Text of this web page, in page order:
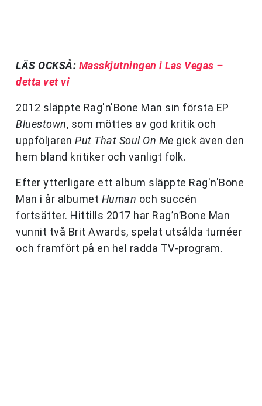
LÄS OCKSÅ: Masskjutningen i Las Vegas –
detta vet vi
2012 släppte Rag'n'Bone Man sin första EP
Bluestown, som möttes av god kritik och
uppföljaren Put That Soul On Me gick även den
hem bland kritiker och vanligt folk.
Efter ytterligare ett album släppte Rag'n'Bone
Man i år albumet Human och succén
fortsätter. Hittills 2017 har Rag’n’Bone Man
vunnit två Brit Awards, spelat utsålda turnéer
och framfört på en hel radda TV-program.